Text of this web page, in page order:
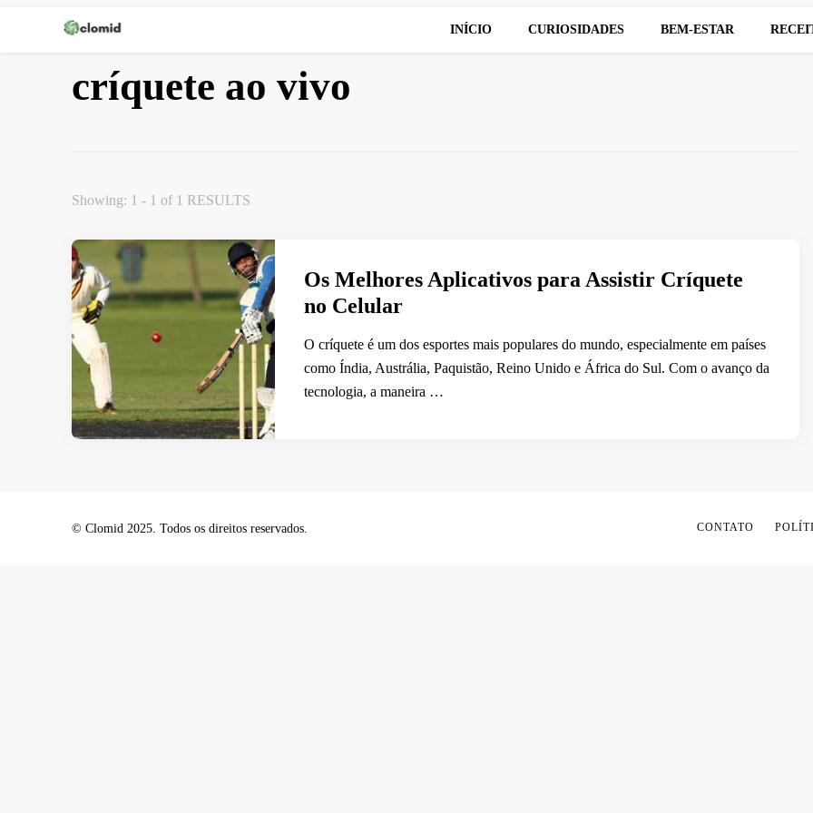
Clomid
INÍCIO CURIOSIDADES BEM-ESTAR
críquete ao vivo
Showing: 1 - 1 of 1 RESULTS
Os Melhores Aplicativos para Assistir Críquete
no Celular
O críquete é um dos esportes mais populares do mundo, especialmente em países
como Índia, Austrália, Paquistão, Reino Unido e África do Sul. Com o avanço da
tecnologia, a maneira …
© Clomid 2025. Todos os direitos reservados. CONTATO